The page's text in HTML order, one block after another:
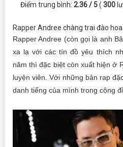
Điểm trung bình: 2.36 / 5( 300
Rapper Andree chàng trai đào
Rapper Andree (còn gọi là anh
xa lạ với các tín đồ yêu thích
năm thì đặc biệt còn xuất hiện ở
luyện viên. Với những bản rap
danh tiếng của mình trong cộng